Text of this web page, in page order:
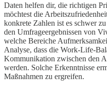
Daten helfen dir, die richtigen
möchtest die
konkrete Zahlen ist es schwer
den Umfrageergebnissen von
welche Bereiche
Analyse, dass die Work-Life-
Kommunikation zwischen den
werden. Solche Erkenntnisse
Maßnahmen zu ergreifen.